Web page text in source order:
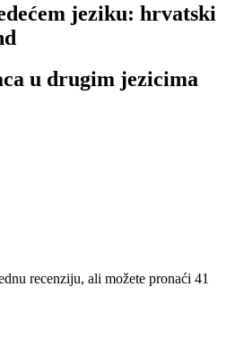
jeziku: hrvatski
u drugim jezicima
recenziju, ali možete pronaći 41